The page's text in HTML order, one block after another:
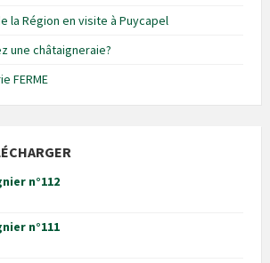
la Région en visite à Puycapel
une châtaigneraie?
FERME
n°112
n°111